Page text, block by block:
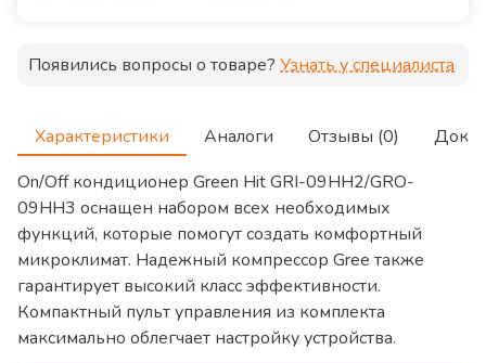
Появились вопросы о товаре? Узнать у специалиста
Характеристики Аналоги Отзывы (0)
On/Off кондиционер Green Hit GRI-09HH2/GRO-
09HH3 оснащен набором всех необходимых
функций, которые помогут создать комфортный
микроклимат. Надежный компрессор Gree также
гарантирует высокий класс эффективности.
Компактный пульт управления из комплекта
максимально облегчает настройку устройства.